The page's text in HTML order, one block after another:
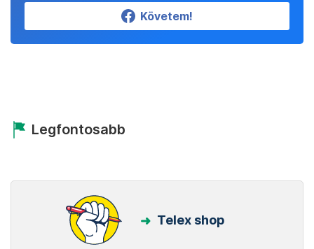
Követem!
Legfontosabb
Telex shop